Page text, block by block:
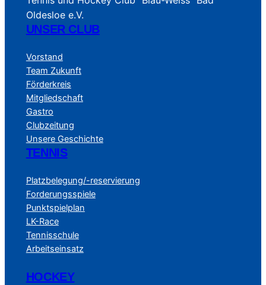
Oldesloe e.V.
UNSER CLUB
Vorstand
Team Zukunft
Förderkreis
Mitgliedschaft
Gastro
Clubzeitung
Unsere Geschichte
TENNIS
Platzbelegung/-reservierung
Forderungsspiele
Punktspielplan
LK-Race
Tennisschule
Arbeitseinsatz
HOCKEY